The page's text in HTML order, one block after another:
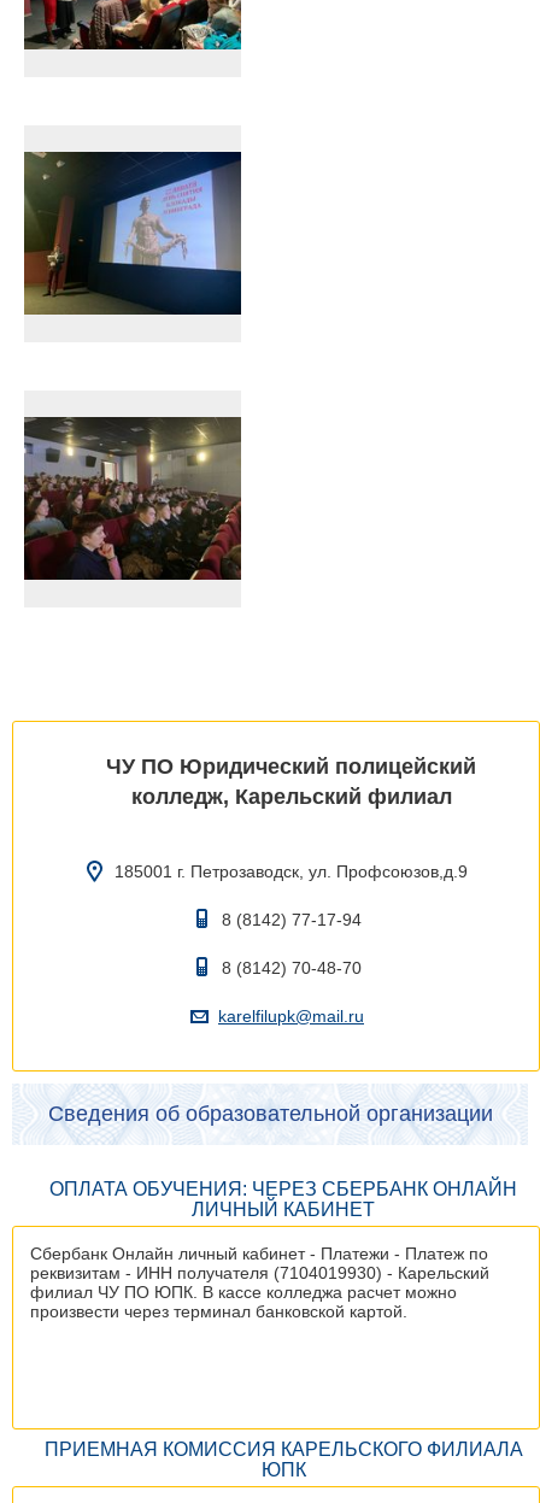
ЧУ ПО Юридический полицейский
колледж, Карельский филиал
185001 г. Петрозаводск, ул. Профсоюзов,д.9
8 (8142) 77-17-94
8 (8142) 70-48-70
karelfilupk@mail.ru
Сведения об образовательной организации
ОПЛАТА ОБУЧЕНИЯ: ЧЕРЕЗ СБЕРБАНК ОНЛАЙН
ЛИЧНЫЙ КАБИНЕТ
Сбербанк Онлайн личный кабинет - Платежи - Платеж по
реквизитам - ИНН получателя (7104019930) - Карельский
филиал ЧУ ПО ЮПК. В кассе колледжа расчет можно
произвести через терминал банковской картой.
ПРИЕМНАЯ КОМИССИЯ КАРЕЛЬСКОГО ФИЛИАЛА
ЮПК